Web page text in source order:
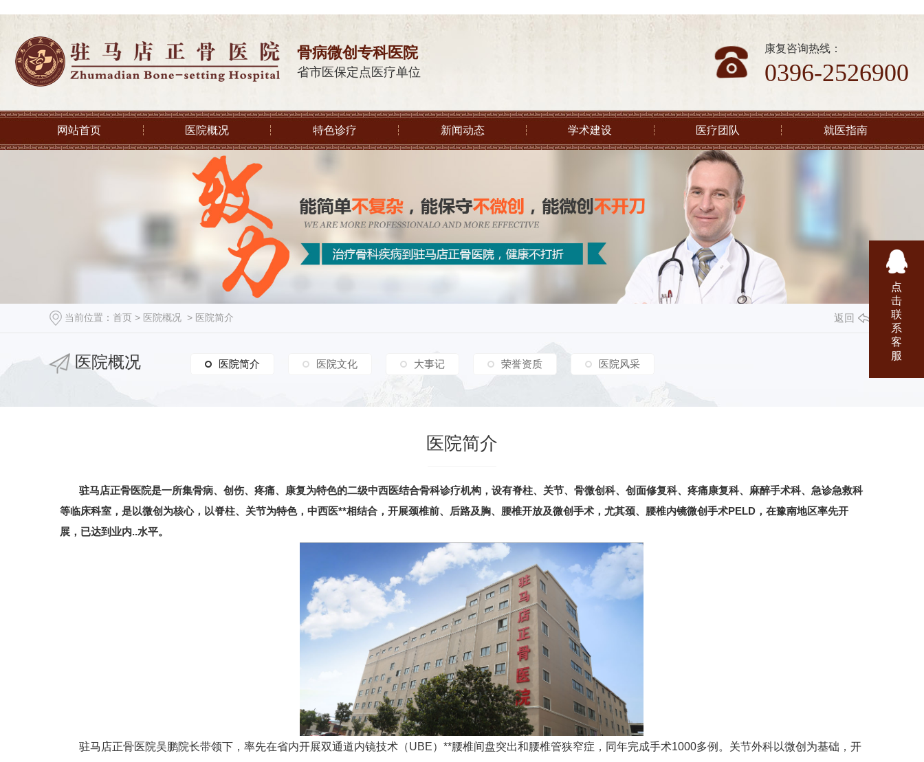
骨病微创专科医院
省市医保定点医疗单位
康复咨询热线：
0396-2526900
网站首页 医院概况 特色诊疗 新闻动态 学术建设 医疗团队 就医指南
当前位置： 首页 > 医院概况 > 医院简介 返回
医院概况 医院简介
医院简介 医院文化 大事记 荣誉资质 医院风采
医院简介
驻马店正骨医院是一所集骨病、创伤、疼痛、康复为特色的二级中西医结合骨科诊疗机构，设有脊柱、关节、骨微创科、创面修复科、疼痛康复科、麻醉手术科、急诊急救科
等临床科室，是以微创为核心，以脊柱、关节为特色，中西医**相结合，开展颈椎前、后路及胸、腰椎开放及微创手术，尤其颈、腰椎内镜微创手术PELD，在豫南地区率先开
展，已达到业内..水平。
驻马店正骨医院吴鹏院长带领下，率先在省内开展双通道内镜技术（UBE）**腰椎间盘突出和腰椎管狭窄症，同年完成手术1000多例。关节外科以微创为基础，开
点
击
联
系
客
服